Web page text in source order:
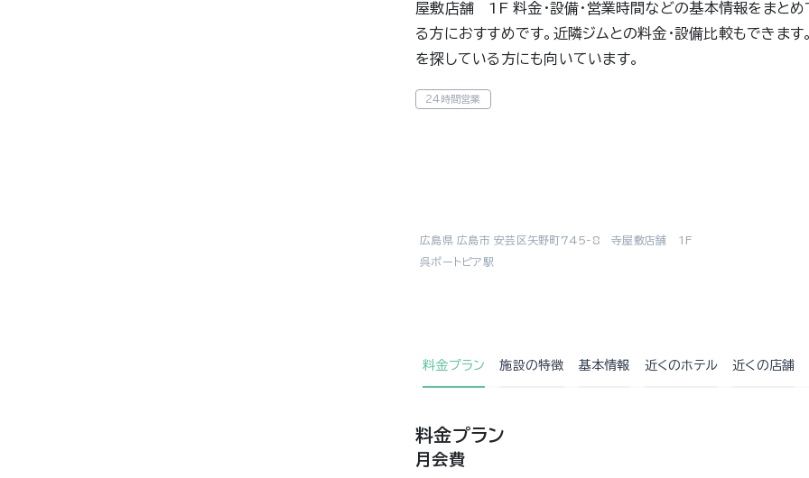
屋敷店舗 1F 料金・設備・営業時間などの基本情報をまとめ
る方におすすめです。近隣ジムとの料金・設備比較もできま
を探している方にも向いています。
24時間営業
広島県 広島市 安芸区矢野町745-8 寺屋敷店舗 1F
呉ポートピア駅
料金プラン 施設の特徴 基本情報 近くのホテル 近くの店舗
料金プラン
月会費